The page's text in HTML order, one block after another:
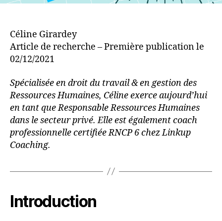
des
Céline Girardey
Article de recherche – Première publication le
02/12/2021
Spécialisée en droit du travail & en gestion des
Ressources Humaines, Céline exerce aujourd’hui
en tant que Responsable Ressources Humaines
dans le secteur privé. Elle est également coach
professionnelle certifiée RNCP 6 chez Linkup
Coaching.
Introduction